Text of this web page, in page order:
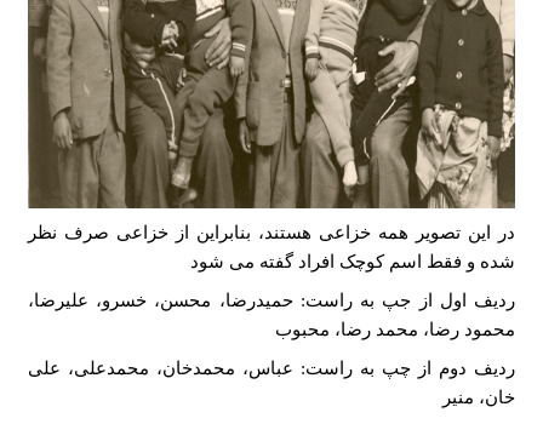
در این تصویر همه خزاعی هستند، بنابراین از خزاعی صرف نظر
شده و فقط اسم کوچک افراد گفته می شود
ردیف اول از جپ به راست: حمیدرضا، محسن، خسرو، علیرضا،
محمود رضا، محمد رضا، محبوب
ردیف دوم از چپ به راست: عباس، محمدخان، محمدعلی، علی
خان، منیر